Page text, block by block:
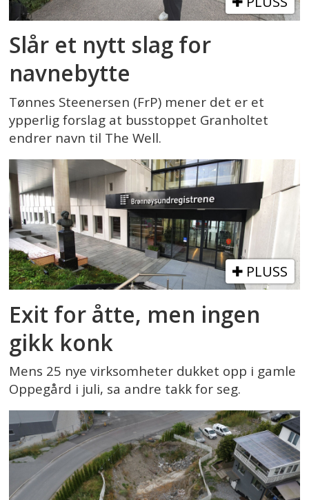
Slår et nytt slag for
navnebytte
Tønnes Steenersen (FrP) mener det er et
ypperlig forslag at busstoppet Granholtet
endrer navn til The Well.
PLUSS
Exit for åtte, men ingen
gikk konk
Mens 25 nye virksomheter dukket opp i gamle
Oppegård i juli, sa andre takk for seg.